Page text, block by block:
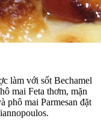
làm với sốt Bechamel
mai Feta thơm, mặn
phô mai Parmesan đặt